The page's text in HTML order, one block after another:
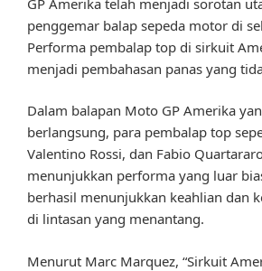
penggemar balap sepeda motor di
Performa pembalap top di sirkuit
menjadi pembahasan panas yang
Dalam balapan Moto GP Amerika
berlangsung, para pembalap top
Valentino Rossi, dan Fabio
menunjukkan performa yang luar
berhasil menunjukkan keahlian dan
di lintasan yang menantang.
Menurut Marc Marquez, “Sirkuit